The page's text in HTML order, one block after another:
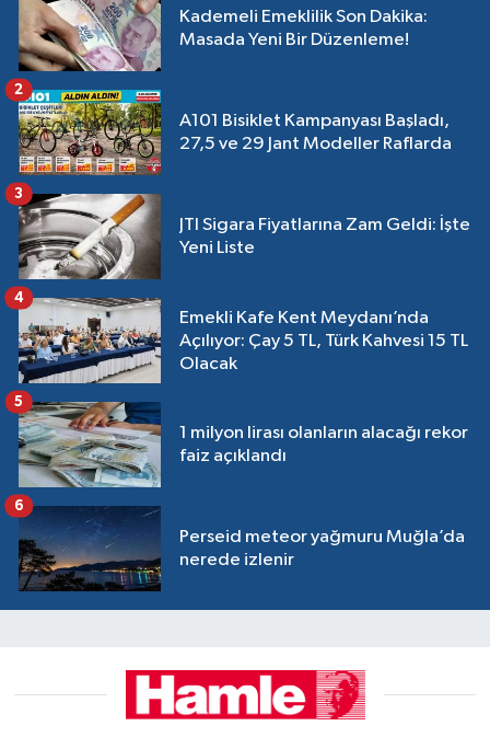
Kademeli Emeklilik Son Dakika:
Masada Yeni Bir Düzenleme!
A101 Bisiklet Kampanyası Başladı,
27,5 ve 29 Jant Modeller Raflarda
2
JTI Sigara Fiyatlarına Zam Geldi: İşte
Yeni Liste
3
Emekli Kafe Kent Meydanı’nda
Açılıyor: Çay 5 TL, Türk Kahvesi 15 TL
Olacak
4
1 milyon lirası olanların alacağı rekor
faiz açıklandı
5
Perseid meteor yağmuru Muğla’da
nerede izlenir
6